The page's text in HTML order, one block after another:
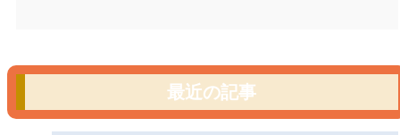
最近の記事